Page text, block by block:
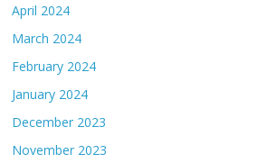
April 2024
March 2024
February 2024
January 2024
December 2023
November 2023